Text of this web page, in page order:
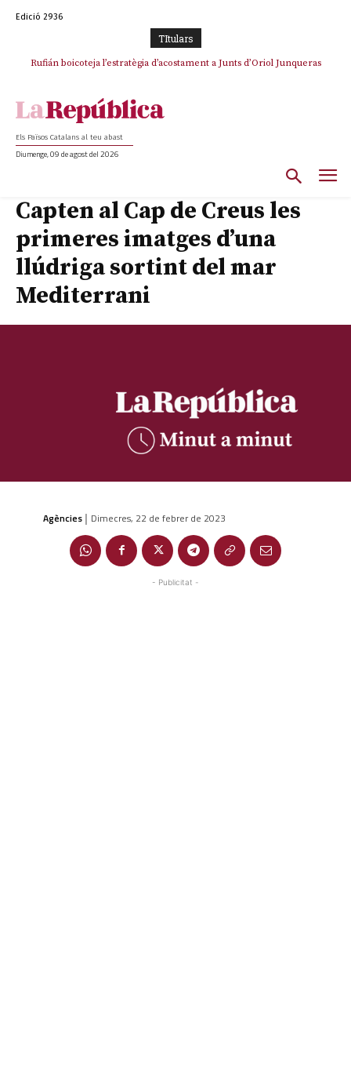
Edició 2936
TItulars
Rufián boicoteja l’estratègia d’acostament a Junts d’Oriol Junqueras
Els Països Catalans al teu abast
Diumenge, 09 de agost del 2026
Capten al Cap de Creus les
primeres imatges d’una
llúdriga sortint del mar
Mediterrani
Agències | Dimecres, 22 de febrer de 2023
- Publicitat -